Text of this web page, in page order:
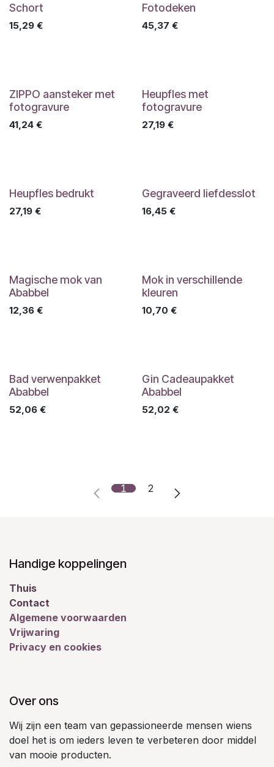
Schort
15,29 €
Fotodeken
45,37 €
ZIPPO aansteker met
fotogravure
41,24 €
Heupfles met
fotogravure
27,19€
Heupfles bedrukt
27,19 €
Gegraveerd liefdesslot
16,45€
Magische mok van
Ababbel
12,36 €
Mok in verschillende
kleuren
10,70 €
Bad verwenpakket
Ababbel
52,06 €
Gin Cadeaupakket
Ababbel
52,02 €
1 2
Handige koppelingen
Thuis
Contact
Algemene voorwaarden
Vrijwaring
Privacy en cookies
Over ons
Wij zijn een team van gepassioneerde mensen wiens
doel het is om ieders leven te verbeteren door middel
van mooie producten.